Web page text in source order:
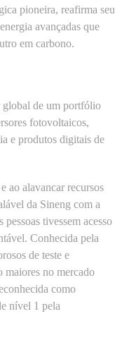
pioneira, reafirma seu
avançadas que
em carbono.
global de um portfólio
fotovoltaicos,
e produtos digitais de
ao alavancar recursos
da Sineng com a
tivessem acesso
Conhecida pela
de teste e
maiores no mercado
como
nível 1 pela